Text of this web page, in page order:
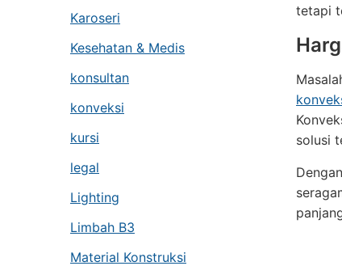
Karoseri
Kesehatan & Medis
konsultan
konveksi
kursi
legal
Lighting
Limbah B3
Material Konstruksi
tetapi
solusi